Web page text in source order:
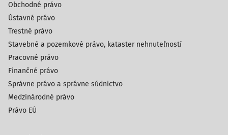
Obchodné právo
Ústavné právo
Trestné právo
Stavebné a pozemkové právo, kataster nehnuteľností
Pracovné právo
Finančné právo
Správne právo a správne súdnictvo
Medzinárodné právo
Právo EÚ